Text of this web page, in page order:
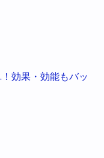
効果・効能もバッ